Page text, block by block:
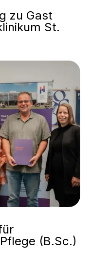
zu Gast
St.
(B.Sc.)